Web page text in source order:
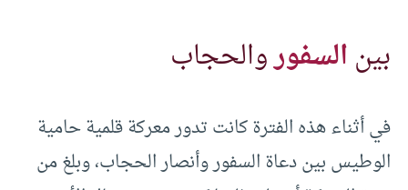
بينالسفوروالحجاب
في أثناء هذه الفترة كانت تدور معركة قلمية حامية
الوطيس بين دعاة السفور وأنصار الحجاب، وبلغ من